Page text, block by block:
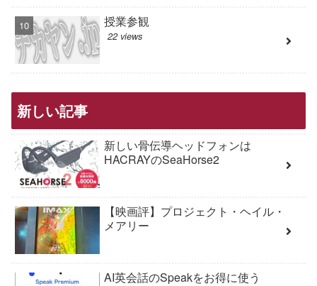
授業参観
22 views
新しい記事
新しい骨伝導ヘッドフォンは
HACRAYのSeaHorse2
【映画評】プロジェクト・ヘイル・
メアリー
AI英会話のSpeakをお得に使う